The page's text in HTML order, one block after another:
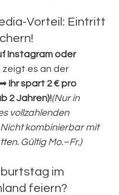
Vorteil: Eintritt
Instagram oder
es an der
Ihr spart 2 € pro
2 Jahren)!(Nur in
vollzahlenden
kombinierbar mit
Gültig Mo.–Fr.)
im
feiern?